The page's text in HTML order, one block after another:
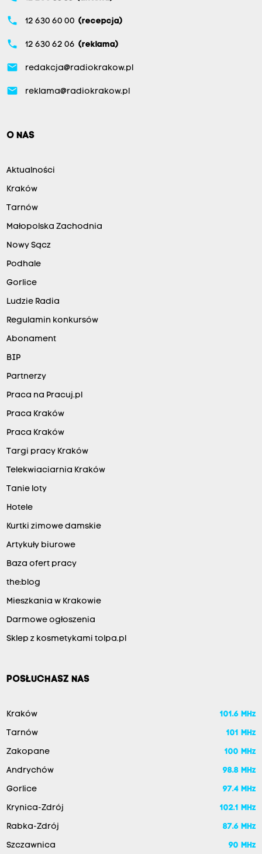
phone 12 630 60 00 (recepcja)
phone 12 630 62 06 (reklama)
email redakcja@radiokrakow.pl
email reklama@radiokrakow.pl
O NAS
Aktualności
Kraków
Tarnów
Małopolska Zachodnia
Nowy Sącz
Podhale
Gorlice
Ludzie Radia
Regulamin konkursów
Abonament
BIP
Partnerzy
Praca na Pracuj.pl
Praca Kraków
Praca Kraków
Targi pracy Kraków
Telekwiaciarnia Kraków
Tanie loty
Hotele
Kurtki zimowe damskie
Artykuły biurowe
Baza ofert pracy
the:blog
Mieszkania w Krakowie
Darmowe ogłoszenia
Sklep z kosmetykami tolpa.pl
POSŁUCHASZ NAS
Kraków 101.6 MHz
Tarnów 101 MHz
Zakopane 100 MHz
Andrychów 98.8 MHz
Gorlice 97.4 MHz
Krynica-Zdrój 102.1 MHz
Rabka-Zdrój 87.6 MHz
Szczawnica 90 MHz